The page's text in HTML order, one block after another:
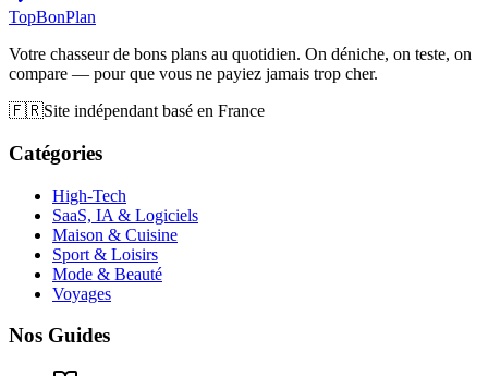
TopBonPlan
Votre chasseur de bons plans au quotidien. On déniche, on teste, on
compare — pour que vous ne payiez jamais trop cher.
🇫🇷Site indépendant basé en France
Catégories
High-Tech
SaaS, IA & Logiciels
Maison & Cuisine
Sport & Loisirs
Mode & Beauté
Voyages
Nos Guides